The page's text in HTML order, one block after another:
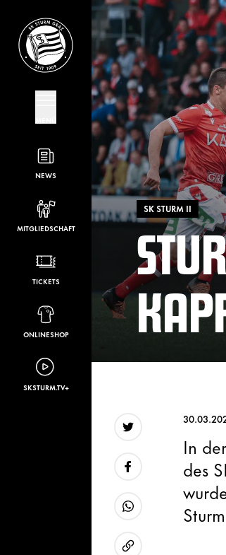
NEWS
MITGLIEDSCHAFT
TICKETS
ONLINESHOP
SKSTURM.TV+
SK STURM II
In
des